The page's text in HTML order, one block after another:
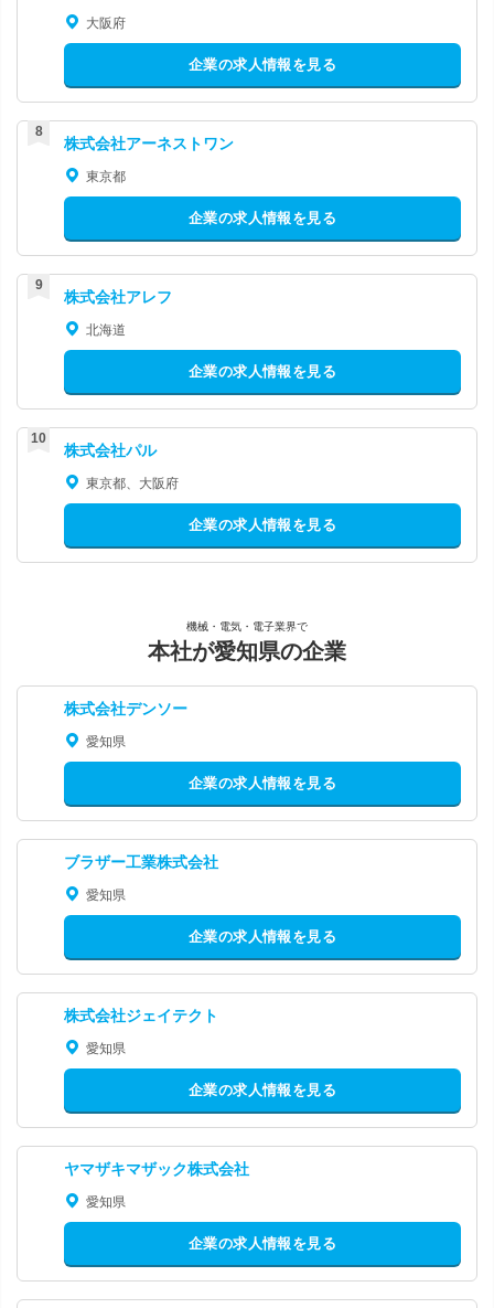
大阪府
企業の求人情報を見る
株式会社アーネストワン
東京都
企業の求人情報を見る
株式会社アレフ
北海道
企業の求人情報を見る
株式会社パル
東京都、大阪府
企業の求人情報を見る
機械・電気・電子業界で
本社が愛知県の企業
株式会社デンソー
愛知県
企業の求人情報を見る
ブラザー工業株式会社
愛知県
企業の求人情報を見る
株式会社ジェイテクト
愛知県
企業の求人情報を見る
ヤマザキマザック株式会社
愛知県
企業の求人情報を見る